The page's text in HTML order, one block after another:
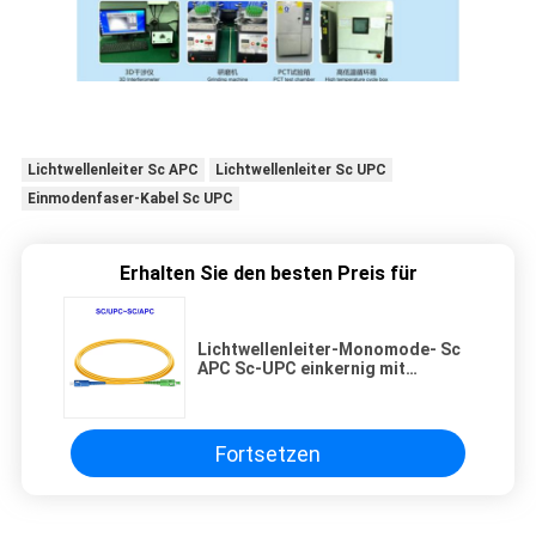
Lichtwellenleiter Sc APC
Lichtwellenleiter Sc UPC
Einmodenfaser-Kabel Sc UPC
Erhalten Sie den besten Preis für
Lichtwellenleiter-Monomode- Sc
APC Sc-UPC einkernig mit
Fortsetzen